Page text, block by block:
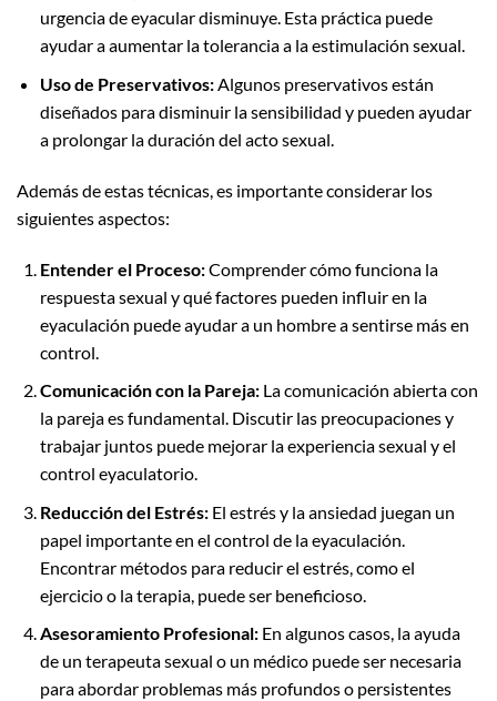
urgencia de eyacular disminuye. Esta práctica puede
ayudar a aumentar la tolerancia a la estimulación sexual.
Uso de Preservativos:Algunos preservativos están
diseñados para disminuir la sensibilidad y pueden ayudar
a prolongar la duración del acto sexual.
Además de estas técnicas, es importante considerar los
siguientes aspectos:
Entender el Proceso:Comprender cómo funciona la
respuesta sexual y qué factores pueden influir en la
eyaculación puede ayudar a un hombre a sentirse más en
control.
Comunicación con la Pareja:La comunicación abierta con
la pareja es fundamental. Discutir las preocupaciones y
trabajar juntos puede mejorar la experiencia sexual y el
control eyaculatorio.
Reducción del Estrés:El estrés y la ansiedad juegan un
papel importante en el control de la eyaculación.
Encontrar métodos para reducir el estrés, como el
ejercicio o la terapia, puede ser beneficioso.
Asesoramiento Profesional:En algunos casos, la ayuda
de un terapeuta sexual o un médico puede ser necesaria
para abordar problemas más profundos o persistentes